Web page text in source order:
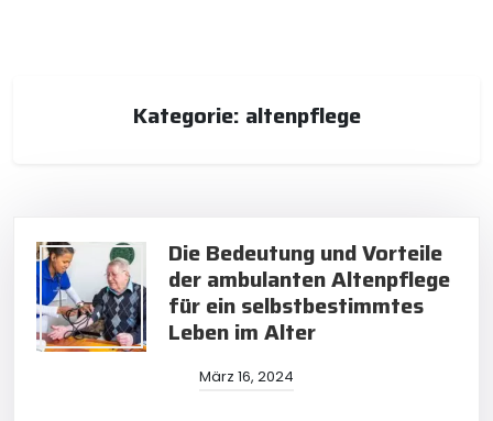
Kategorie: altenpflege
Die Bedeutung und Vorteile
der ambulanten Altenpflege
für ein selbstbestimmtes
Leben im Alter
März 16, 2024